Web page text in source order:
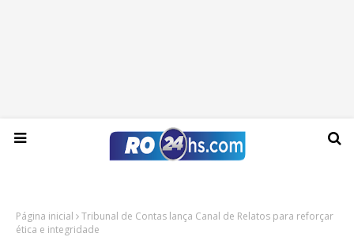
Domingo, 09 de agosto de 2026
Página inicial
Tribunal de Contas lança Canal de Relatos para reforçar
ética e integridade